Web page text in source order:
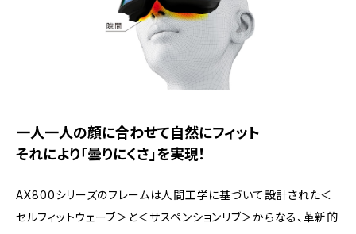
一人一人の顔に合わせて自然にフィット
それにより「曇りにくさ」を実現！
AX800シリーズのフレームは人間工学に基づいて設計された＜
セルフィットウェーブ＞と＜サスペンションリブ＞からなる、革新的